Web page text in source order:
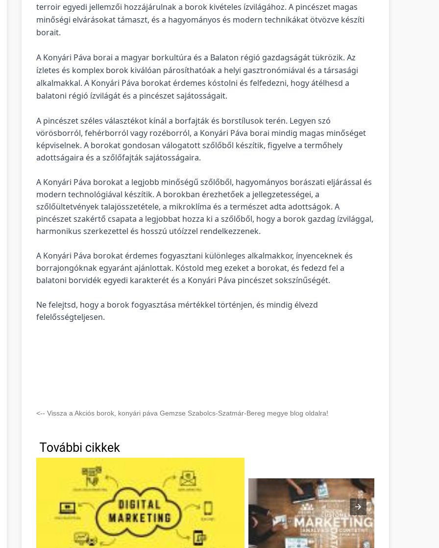
terroir egyedi jellemzői hozzájárulnak a borok kivételes ízvilágához. A pincészet magas
minőségi elvárásokat támaszt, és a hagyományos és modern technikákat ötvözve készíti
borait.
A Konyári Páva borai a magyar borkultúra és a Balaton régió gazdagságát tükrözik. Az
ízletes és komplex borok kiválóan párosíthatóak a helyi gasztronómiával és a társasági
alkalmakkal. A Konyári Páva borokat érdemes kóstolni és felfedezni, hogy átélhesd a
balatoni régió ízvilágát és a pincészet sajátosságait.
A pincészet széles választékot kínál a borfajták és borstílusok terén. Legyen szó
vörösborról, fehérborról vagy rozéborról, a Konyári Páva borai mindig magas minőséget
képviselnek. A borokat gondosan válogatott szőlőből készítik, figyelve a termőhely
adottságaira és a szőlőfajták sajátosságaira.
A Konyári Páva borokat a legjobb minőségű szőlőből, hagyományos borászati eljárással és
modern technológiával készítik. A borokban érezhetőek a jellegzetességei, a
szőlőültetvények talajösszetétele, a mikroklíma és a természet adta adottságok. A
pincészet szakértő csapata a legjobbat hozza ki a szőlőből, hogy a borok gazdag ízvilággal,
harmonikus szerkezettel és hosszú utóízzel rendelkezzenek.
A Konyári Páva borokat érdemes fogyasztani különleges alkalmakkor, ínyenceknek és
borrajongóknak egyaránt ajánlottak. Kóstold meg ezeket a borokat, és fedezd fel a
balatoni borvidék egyedi karakterét és a Konyári Páva pincészet sokszínűségét.
Ne felejtsd, hogy a borok fogyasztása mértékkel történjen, és mindig élvezd
felelősségteljesen.
<-- Vissza a Akciós borok, konyári páva Gemzse Szabolcs-Szatmár-Bereg megye blog oldalra!
További cikkek